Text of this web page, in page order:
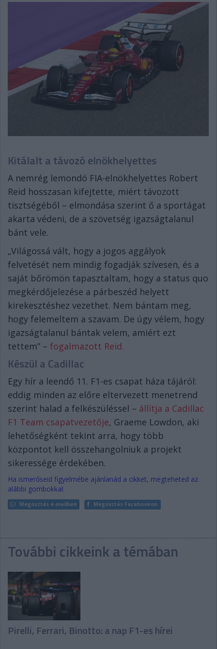
Kitálalt a távozó elnökhelyettes
A nemrég lemondó FIA-elnökhelyettes Robert
Reid hosszasan kifejtette, miért távozott
tisztségéből – elmondása szerint ő a sportágat
akarta védeni, de a szövetség igazságtalanul
bánt vele.
„Világossá vált, hogy a jogos aggályok
felvetését nem mindig fogadják szívesen, és a
saját bőrömön tapasztaltam, hogy a status quo
megkérdőjelezése a párbeszéd helyett
kirekesztéshez vezethet. Nem bántam meg,
hogy felemeltem a szavam. De úgy vélem, hogy
igazságtalanul bántak velem, amiért ezt
tettem” – fogalmazott Reid.
Készül a Cadillac
Egy hír a leendő 11. F1-es csapat háza tájáról:
eddig minden az előre eltervezett menetrend
szerint halad a felkészüléssel – állítja a Cadillac
F1 Team csapatvezetője, Graeme Lowdon, aki
lehetőségként tekint arra, hogy több
központot kell összehangolniuk a projekt
sikeressége érdekében.
Ha ismerőseid figyelmébe ajánlanád a cikket, megteheted az
alábbi gombokkal:
Megosztás e-mailben Megosztás Facebookon
További cikkeink a témában
Pirelli, Ferrari, Binotto: a nap F1-es hírei